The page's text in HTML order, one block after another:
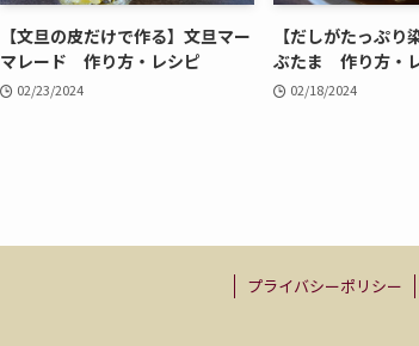
【文旦の皮だけで作る】文旦マー
マレード 作り方・レシピ
02/23/2024
【だしがたっぷり
ぶたま 作り方・
02/18/2024
プライバシーポリシー